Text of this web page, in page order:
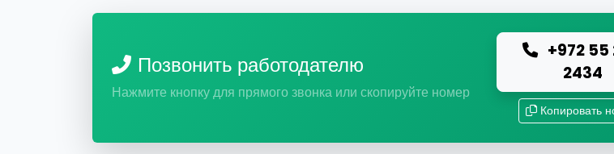
Позвонить работодателю
Нажмите кнопку для прямого звонка или скопируйте номер
+972 55
2434
Копировать